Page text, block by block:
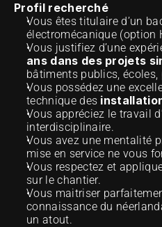
Profil recherché
Vous êtes titulaire d’un
électromécanique (option
Vous justifiez d’une
ans dans des projets
bâtiments publics, écoles,
Vous possédez une
technique des
Vous appréciez le travail
interdisciplinaire.
Vous avez une mentalité
mise en service ne vous
Vous respectez et
sur le chantier.
Vous maitriser
connaissance du
un atout.